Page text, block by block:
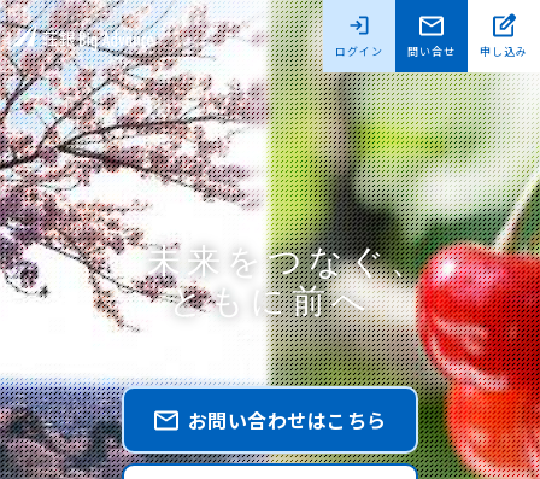
ログイン 問い合せ 申し込み
未来をつなぐ、
ともに前へ
お問い合わせはこちら